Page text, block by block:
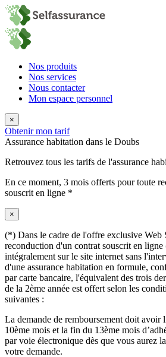
Nos produits
Nos services
Nous contacter
Mon espace personnel
×
Obtenir mon tarif
Assurance habitation dans le Doubs
Retrouvez tous les tarifs de l'assurance
En ce moment, 3 mois offerts pour toute
souscrit en ligne *
×
(*) Dans le cadre de l'offre exclusive Web
reconduction d'un contrat souscrit en ligne
intégralement sur le site internet sans
d'une assurance habitation en formule,
par carte bancaire, l'équivalent des trois
de la 2ème année est offert selon les
suivantes :
La demande de remboursement doit avoir
10ème mois et la fin du 13ème mois
par voie électronique dès que vous aurez
votre demande.